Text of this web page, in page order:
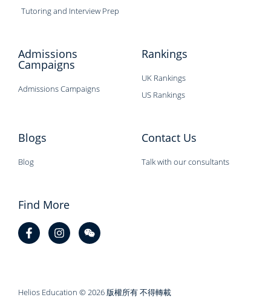
Tutoring and Interview Prep
Admissions
Campaigns
Admissions Campaigns
Rankings
UK Rankings
US Rankings
Blogs
Blog
Contact Us
Talk with our consultants
Find More
Helios Education © 2026 版權所有 不得轉載